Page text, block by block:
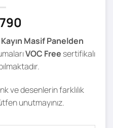
Masif Panelden
VOC Free sertifikalı
ve desenlerin farklılık
unutmayınız.